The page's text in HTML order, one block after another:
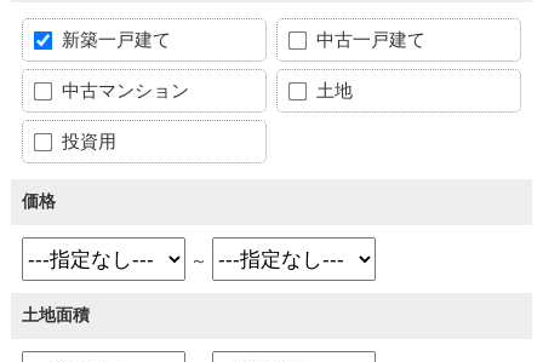
新築一戸建て 中古一戸建て
中古マンション 土地
投資用
価格
～
土地面積